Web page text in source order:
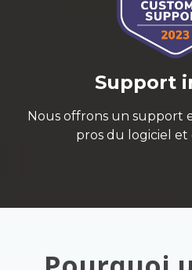
Support
Nous offrons un support
pros du logiciel et